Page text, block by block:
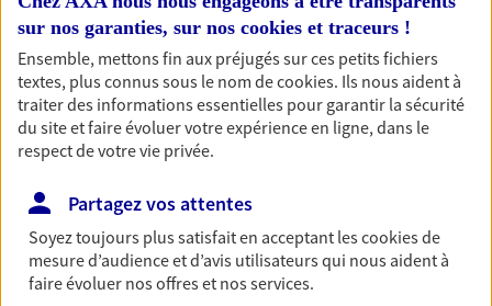
OBTENIR UN TARIF EN LIGNE
Garantie Accidents de la Vie
Bricoleuse, féru de jardinage, pâtissier en herbe
accident du quotidien. Avec Ma Protection
Accident, protégez votre qualité de vie et vos
revenus.
Découvrir l'offre Garantie Accidents de la Vie
sur nos garanties, sur nos cookies et traceurs !
Ensemble, mettons fin aux préjugés sur ces petits fichiers
textes, plus connus sous le nom decookies. Ils nous aident à
traiter des informations essentielles pour garantir la sécurité
du site et faire évoluer votre expérience en ligne, dans le
respect de votre vie privée.
Partagez vos attentes
Soyez toujours plus satisfait en acceptant lescookiesde
mesure d’audience et d’avis utilisateurs qui nous aident à
faire évoluer nos offres et nos services.